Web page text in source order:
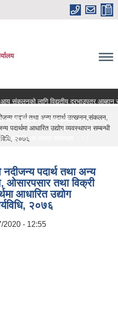
संकलनको लागि विद्युतीय दरभाउपत्र आब्हान
शिक्षक सरुवा सम्बन्धमा ।।।
शिक्षक सरुवा सम्बन्धमा ।।।
पदार्थ तथा अन्य पदार्थ उत्खनन,संकलन,
पदार्थमा आधारित उद्योग व्यवस्थापन सम्बन्धी
२०७६
नदीजन्य पदार्थ तथा अन्य
तथा विक्री
आधारित उद्योग
२०७६
2020 - 12:55